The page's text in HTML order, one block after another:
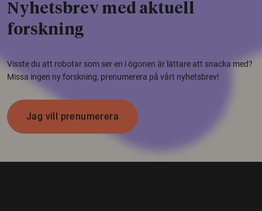
Nyhetsbrev med aktuell
forskning
Visste du att robotar som ser en i ögonen är lättare att snacka med?
Missa ingen ny forskning, prenumerera på vårt nyhetsbrev!
Jag vill prenumerera